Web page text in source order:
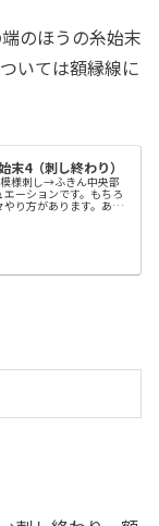
のほうの糸始末
いては額縁線に
末4（刺し終わり）
様刺し→ふきん中央部
ーションです。もちろ
り方があります。あな
ければコメントやＤＭ